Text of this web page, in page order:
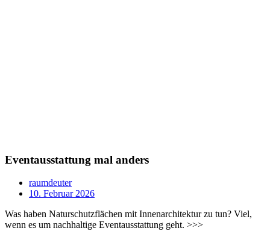
Eventausstattung mal anders
raumdeuter
10. Februar 2026
Was haben Naturschutzflächen mit Innenarchitektur zu tun? Viel,
wenn es um nachhaltige Eventausstattung geht. >>>